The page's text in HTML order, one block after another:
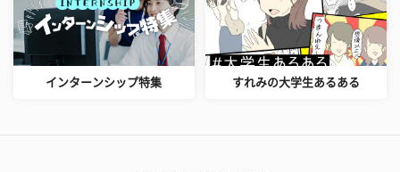
インターンシップ特集 すれみの大学生あるある